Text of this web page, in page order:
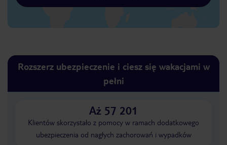
Rozszerz ubezpieczenie i ciesz się wakacjami w
pełni
Aż 57 201
Klientów skorzystało z pomocy w ramach dodatkowego
ubezpieczenia od nagłych zachorowań i wypadków